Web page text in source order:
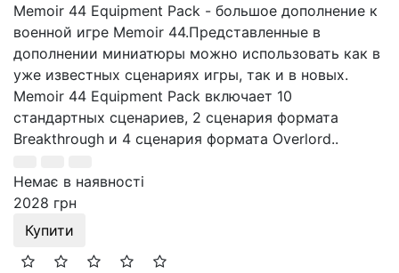
Memoir 44 Equipment Pack - большое дополнение к
военной игре Memoir 44.Представленные в
дополнении миниатюры можно использовать как в
уже известных сценариях игры, так и в новых.
Memoir 44 Equipment Pack включает 10
стандартных сценариев, 2 сценария формата
Breakthrough и 4 сценария формата Overlord..
Немає в наявності
2028 грн
Купити